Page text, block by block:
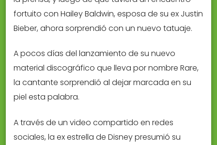
fortuito con Hailey Baldwin, esposa de su ex Justin
Bieber, ahora sorprendió con un nuevo tatuaje.
A pocos días del lanzamiento de su nuevo
material discográfico que lleva por nombre Rare,
la cantante sorprendió al dejar marcada en su
piel esta palabra.
A través de un video compartido en redes
sociales, la ex estrella de Disney presumió su